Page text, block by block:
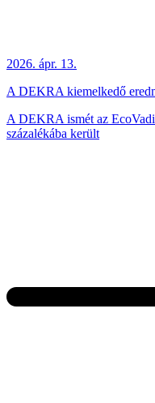
2026. ápr. 13.
A DEKRA kiemelkedő
A DEKRA ismét az
százalékába került